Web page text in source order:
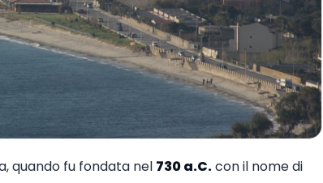
quando fu fondata nel 730 a.C.con il nome di